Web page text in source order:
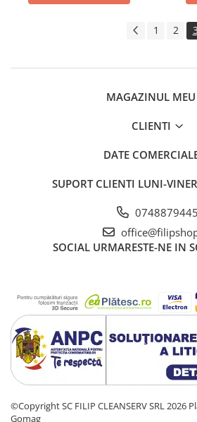
1 2 3
MAGAZINUL MEU
CLIENTI
DATE
SUPORT CLIENTI LUNI-
0748879445
SOCIAL URMARESTE-NE IN
©Copyright SC FILIP CLEANSERV SRL 2026
Gomag